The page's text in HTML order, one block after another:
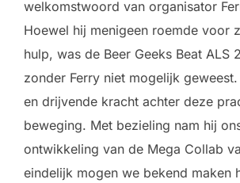
welkomstwoord van organisator
Hoewel hij menigeen roemde voor
hulp, was de Beer Geeks Beat ALS
zonder Ferry niet mogelijk
en drijvende kracht achter deze
beweging. Met bezieling nam hij
ontwikkeling van de Mega Collab
eindelijk mogen we bekend maken